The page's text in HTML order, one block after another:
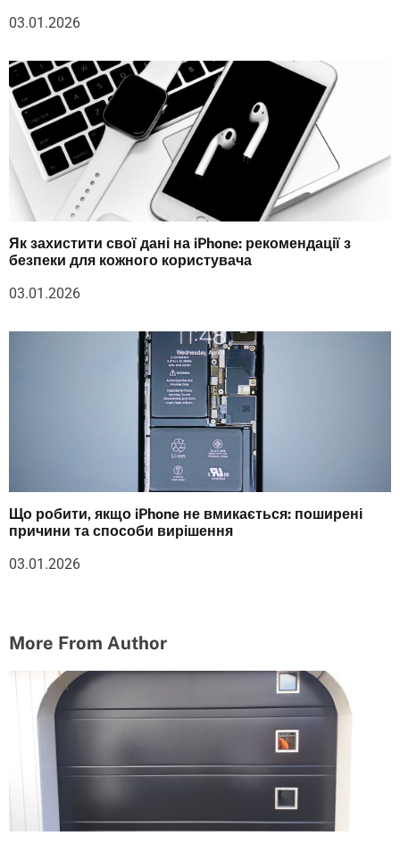
03.01.2026
Як захистити свої дані на iPhone: рекомендації з
безпеки для кожного користувача
03.01.2026
Що робити, якщо iPhone не вмикається: поширені
причини та способи вирішення
03.01.2026
More From Author